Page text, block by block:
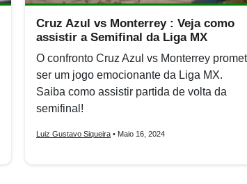
Cruz Azul vs Monterrey : Veja como
assistir a Semifinal da Liga MX
O confronto Cruz Azul vs Monterrey
ser um jogo emocionante da Liga MX.
Saiba como assistir partida de volta da
semifinal!
Luiz Gustavo Siqueira • Maio 16, 2024